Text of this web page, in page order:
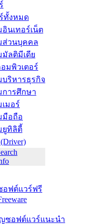
ทั้งหมด
นเทอร์เน็ต
ส่วนบุคคล
ลติมีเดีย
อมพิวเตอร์
ริหารธุรกิจ
การศึกษา
มอร์
มือถือ
ยูทิลิตี้
อฟต์แวร์ฟรี
ซอฟต์แวร์แนะนำ